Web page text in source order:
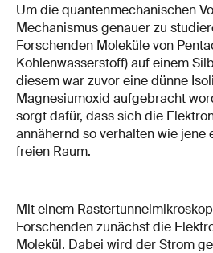
Um die quantenmechanischen
Mechanismus genauer zu
Forschenden Moleküle von
Kohlenwasserstoff) auf einem
diesem war zuvor eine dünne
Magnesiumoxid aufgebracht
sorgt dafür, dass sich die
annähernd so verhalten wie jene
freien Raum.
Mit einem
Forschenden zunächst die
Molekül. Dabei wird der Strom